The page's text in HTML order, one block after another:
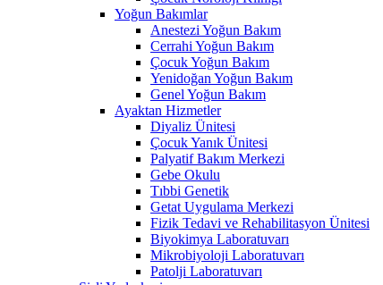
Yoğun Bakımlar
Anestezi Yoğun Bakım
Cerrahi Yoğun Bakım
Çocuk Yoğun Bakım
Yenidoğan Yoğun Bakım
Genel Yoğun Bakım
Ayaktan Hizmetler
Diyaliz Ünitesi
Çocuk Yanık Ünitesi
Palyatif Bakım Merkezi
Gebe Okulu
Tıbbi Genetik
Getat Uygulama Merkezi
Fizik Tedavi ve Rehabilitasyon Ünitesi
Biyokimya Laboratuvarı
Mikrobiyoloji Laboratuvarı
Patolji Laboratuvarı